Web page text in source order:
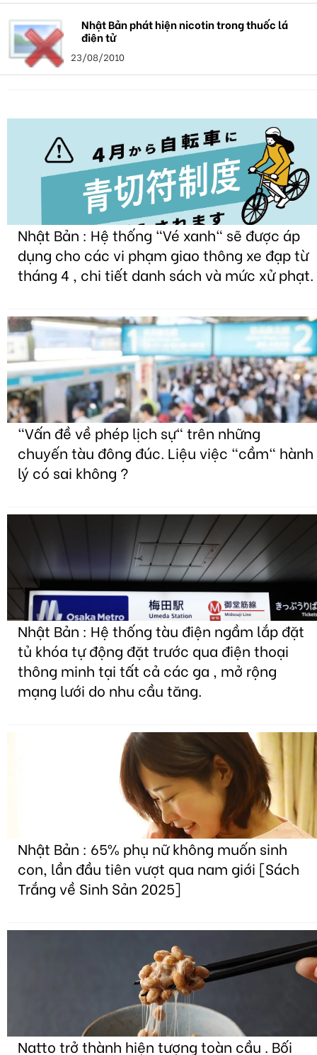
Nhật Bản phát hiện nicotin trong thuốc lá
điện tử
23/08/2010
Nhật Bản : Hệ thống "Vé xanh" sẽ được áp
dụng cho các vi phạm giao thông xe đạp từ
tháng 4 , chi tiết danh sách và mức xử phạt.
"Vấn đề về phép lịch sự" trên những
chuyến tàu đông đúc. Liệu việc "cầm" hành
lý có sai không ?
Nhật Bản : Hệ thống tàu điện ngầm lắp đặt
tủ khóa tự động đặt trước qua điện thoại
thông minh tại tất cả các ga , mở rộng
mạng lưới do nhu cầu tăng.
Nhật Bản : 65% phụ nữ không muốn sinh
con, lần đầu tiên vượt qua nam giới [Sách
Trắng về Sinh Sản 2025]
Natto trở thành hiện tượng toàn cầu . Bối